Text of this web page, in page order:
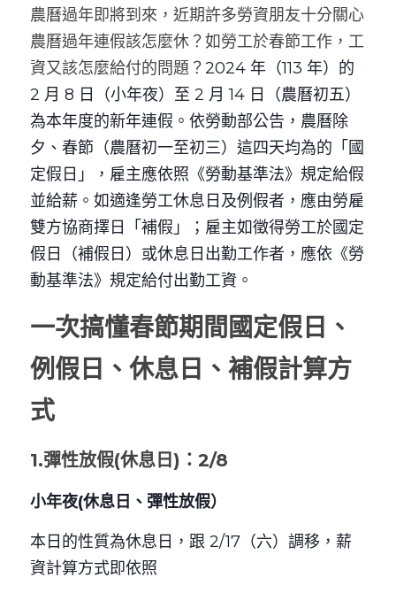
農曆過年即將到來，近期許多勞資朋友十分關心
農曆過年連假該怎麼休？如勞工於春節工作，工
資又該怎麼給付的問題？2024 年（113 年）的
2 月 8 日（小年夜）至 2 月 14 日（農曆初五）
為本年度的新年連假。依勞動部公告，農曆除
夕、春節（農曆初一至初三）這四天均為的「國
定假日」，雇主應依照《勞動基準法》規定給假
並給薪。如適逢勞工休息日及例假者，應由勞雇
雙方協商擇日「補假」；雇主如徵得勞工於國定
假日（補假日）或休息日出勤工作者，應依《勞
動基準法》規定給付出勤工資。
一次搞懂春節期間國定假日、
例假日、休息日、補假計算方
式
1.彈性放假(休息日)：2/8
小年夜(休息日、彈性放假）
本日的性質為休息日，跟 2/17（六）調移，薪
資計算方式即依照